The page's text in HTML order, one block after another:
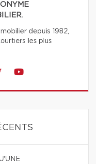
depuis 1982,
les plus